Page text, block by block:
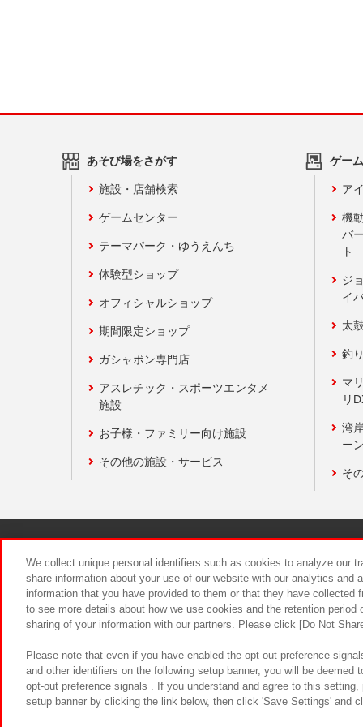
あそび場をさがす
施設・店舗検索
ゲームセンター
テーマパーク・ゆうえんち
体験型ショップ
オフィシャルショップ
期間限定ショップ
ガシャポン専門店
アスレチック・スポーツエンタメ
施設
お子様・ファミリー向け施設
その他の施設・サービス
ゲー
ア
機
バ
ト
ジ
イ
太
釣
マ
リ
湾
ー
そ
食品のご
We collect unique personal identifiers such as cookies to analyze our
share information about your use of our website with our analytics and
information that you have provided to them or that they have
to see more details about how we use cookies and the retention
sharing of your information with our partners. Please click [Do Not
Please note that even if you have enabled the opt-out preference
and other identifiers on the following setup banner, you will be
opt-out preference signals . If you understand and agree to this
setup banner by clicking the link below, then click 'Save Settings' and